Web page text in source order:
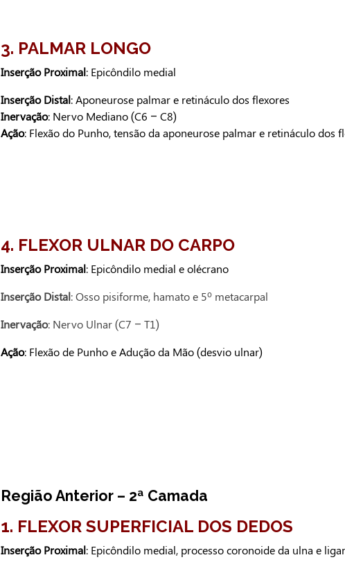
3. PALMAR LONGO
Inserção Proximal: Epicôndilo medial
Inserção Distal: Aponeurose palmar e retináculo dos flexores
Inervação: Nervo Mediano (C6 – C8)
Ação: Flexão do Punho, tensão da aponeurose palmar e retináculo dos
4. FLEXOR ULNAR DO CARPO
Inserção Proximal: Epicôndilo medial e olécrano
Inserção Distal: Osso pisiforme, hamato e 5º metacarpal
Inervação: Nervo Ulnar (C7 – T1)
Ação: Flexão de Punho e Adução da Mão (desvio ulnar)
Região Anterior – 2ª Camada
1. FLEXOR SUPERFICIAL DOS DEDOS
Inserção Proximal: Epicôndilo medial, processo coronoide da ulna e